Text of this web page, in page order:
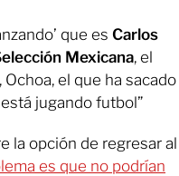
que es Carlos
Mexicana, el
Ochoa, el que ha sacado
jugando futbol”
la opción de regresar al
es que no podrían